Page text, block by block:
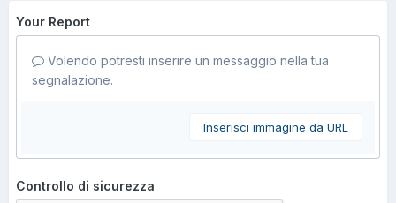
Your Report
Volendo potresti inserire un messaggio nella tua
segnalazione.
Inserisci immagine da URL
Controllo di sicurezza